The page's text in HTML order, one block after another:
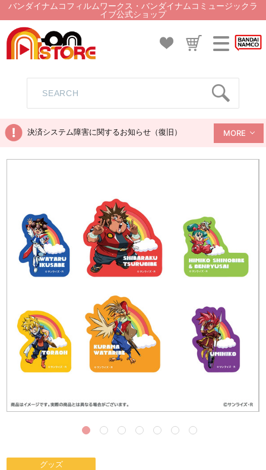
バンダイナムコフィルムワークス・バンダイナムコミュージックラ
イブ公式ショップ
決済システム障害に関するお知らせ（復旧） MORE
グッズ